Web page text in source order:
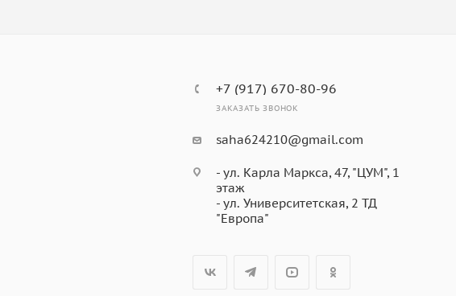
+7 (917) 670-80-96
ЗАКАЗАТЬ ЗВОНОК
saha624210@gmail.com
- ул. Карла Маркса, 47, "ЦУМ", 1
этаж
- ул. Университетская, 2 ТД
"Европа"